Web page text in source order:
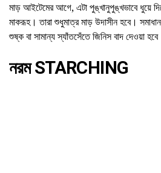
মাড় আইটেমের আগে, এটা পুঙ্খানুপুঙ্খভাবে ধুয়ে
মাকরূহ। তারা শুধুমাত্র মাড় উদাসীন হবে।
শুষ্ক বা সামান্য স্যাঁতসেঁতে জিনিস বাদ দেওয়া
নরম STARCHING